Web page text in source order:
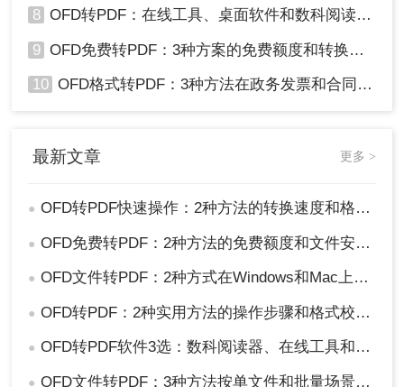
8 OFD转PDF：在线工具、桌面软件和数科阅读器，哪个更适合你！
9 OFD免费转PDF：3种方案的免费额度和转换效果实测！
10 OFD格式转PDF：3种方法在政务发票和合同上的转换精度差异！
最新文章 更多 >
● OFD转PDF快速操作：2种方法的转换速度和格式完整性对比！
● OFD免费转PDF：2种方法的免费额度和文件安全对比！
● OFD文件转PDF：2种方式在Windows和Mac上的操作差异！
● OFD转PDF：2种实用方法的操作步骤和格式校验要点！
● OFD转PDF软件3选：数科阅读器、在线工具和专业转换器各适合谁！
● OFD文件转PDF：3种方法按单文件和批量场景选！